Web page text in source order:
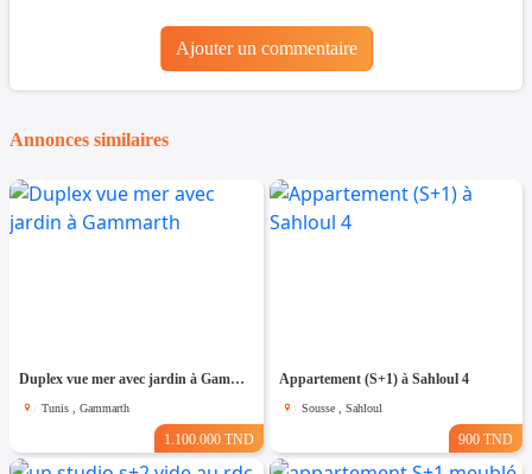
Ajouter un commentaire
Annonces similaires
Duplex vue mer avec jardin à Gammarth
Tunis , Gammarth
1.100.000 TND
Appartement (S+1) à Sahloul 4
Sousse , Sahloul
900 TND